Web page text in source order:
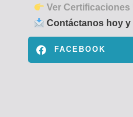
Ver Certificaciones
Contáctanos hoy
FACEBOOK